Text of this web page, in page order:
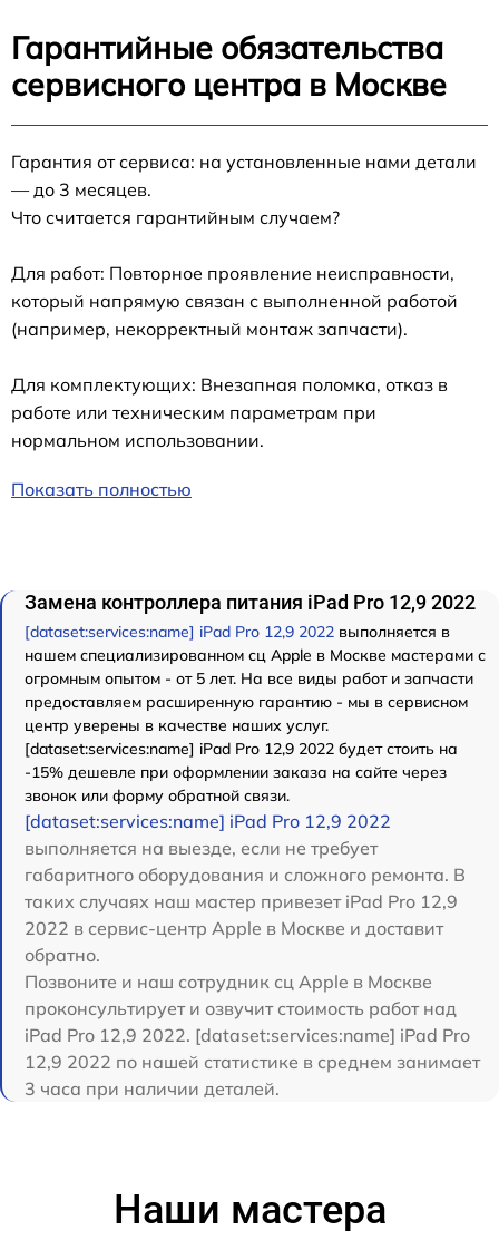
Гарантийные обязательства
сервисного центра в Москве
Гарантия от сервиса: на установленные нами детали
— до 3 месяцев.
Что считается гарантийным случаем?
Для работ: Повторное проявление неисправности,
который напрямую связан с выполненной работой
(например, некорректный монтаж запчасти).
Для комплектующих: Внезапная поломка, отказ в
работе или техническим параметрам при
нормальном использовании.
Показать полностью
Замена контроллера питания iPad Pro 12,9 2022
[dataset:services:name] iPad Pro 12,9 2022 выполняется в
нашем специализированном сц Apple в Москве мастерами с
огромным опытом - от 5 лет. На все виды работ и запчасти
предоставляем расширенную гарантию - мы в сервисном
центр уверены в качестве наших услуг.
[dataset:services:name] iPad Pro 12,9 2022 будет стоить на
-15% дешевле при оформлении заказа на сайте через
звонок или форму обратной связи.
[dataset:services:name] iPad Pro 12,9 2022
выполняется на выезде, если не требует
габаритного оборудования и сложного ремонта. В
таких случаях наш мастер привезет iPad Pro 12,9
2022 в сервис-центр Apple в Москве и доставит
обратно.
Позвоните и наш сотрудник сц Apple в Москве
проконсультирует и озвучит стоимость работ над
iPad Pro 12,9 2022. [dataset:services:name] iPad Pro
12,9 2022 по нашей статистике в среднем занимает
3 часа при наличии деталей.
Наши мастера